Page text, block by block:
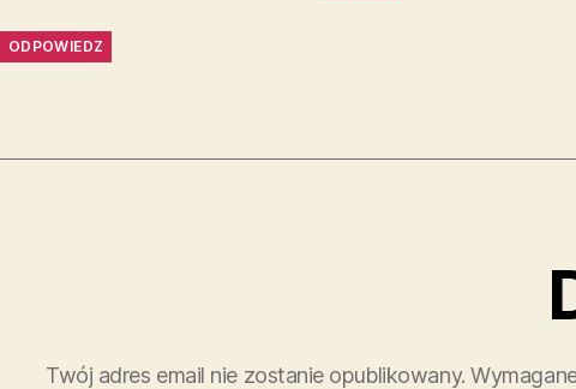
ODPOWIEDZ
Twój adres email nie zostanie opublikowany.